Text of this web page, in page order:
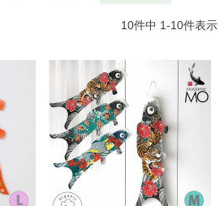
10件中 1-10件表示